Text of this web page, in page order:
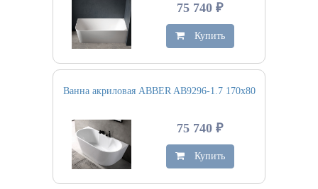
75 740 ₽
Купить
Ванна акриловая ABBER AB9296-1.7 170х80
75 740 ₽
Купить